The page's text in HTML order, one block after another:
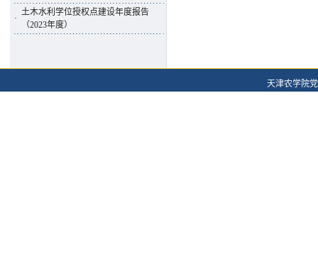
·
土木水利学位授权点建设年度报告
（2023年度）
天津农学院